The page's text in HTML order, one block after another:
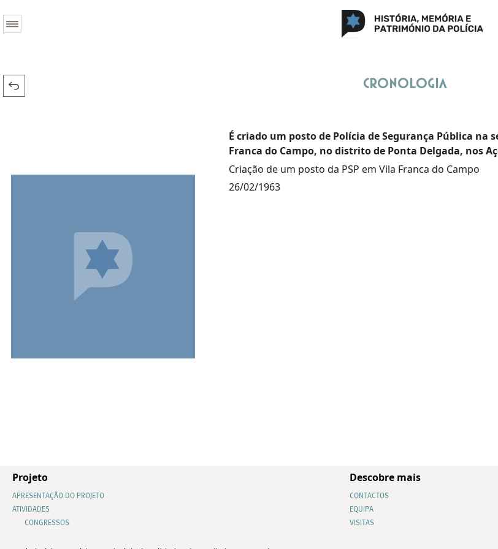
Cronologia
É criado um posto de Polícia de Segurança Pública na
Franca do Campo, no distrito de Ponta Delgada, nos
Criação de um posto da PSP em Vila Franca do Campo
26/02/1963
Projeto
APRESENTAÇÃO DO PROJETO
ATIVIDADES
CONGRESSOS
Descobre mais
CONTACTOS
EQUIPA
VISITAS